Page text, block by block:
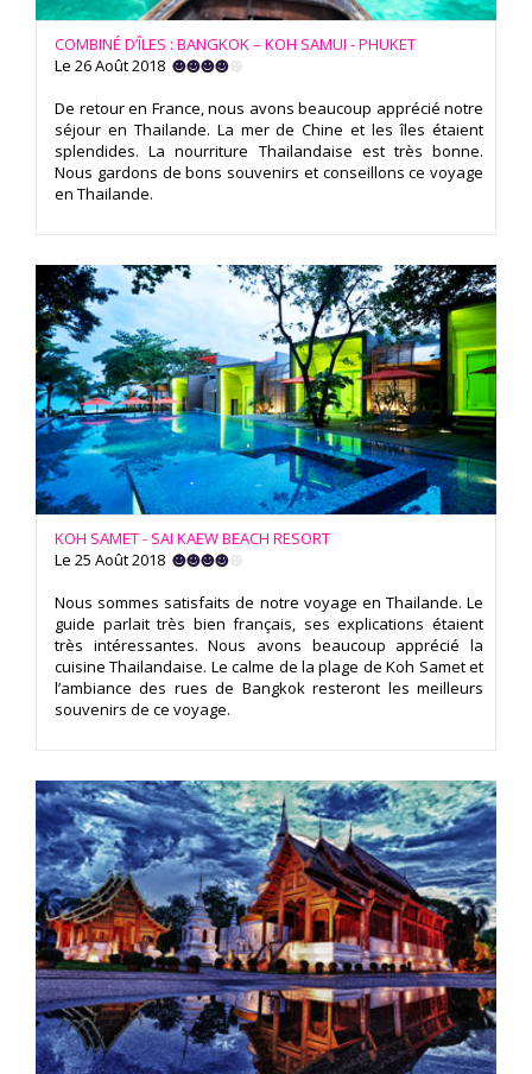
COMBINÉ D’ÎLES : BANGKOK – KOH SAMUI - PHUKET
Le 26 Août 2018
De retour en France, nous avons beaucoup apprécié notre
séjour en Thailande. La mer de Chine et les îles étaient
splendides. La nourriture Thailandaise est très bonne.
Nous gardons de bons souvenirs et conseillons ce voyage
en Thailande.
KOH SAMET - SAI KAEW BEACH RESORT
Le 25 Août 2018
Nous sommes satisfaits de notre voyage en Thailande. Le
guide parlait très bien français, ses explications étaient
très intéressantes. Nous avons beaucoup apprécié la
cuisine Thailandaise. Le calme de la plage de Koh Samet et
l’ambiance des rues de Bangkok resteront les meilleurs
souvenirs de ce voyage.